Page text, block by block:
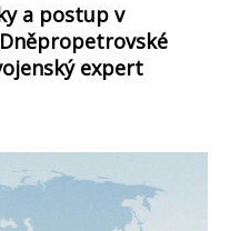
a postup v
expert